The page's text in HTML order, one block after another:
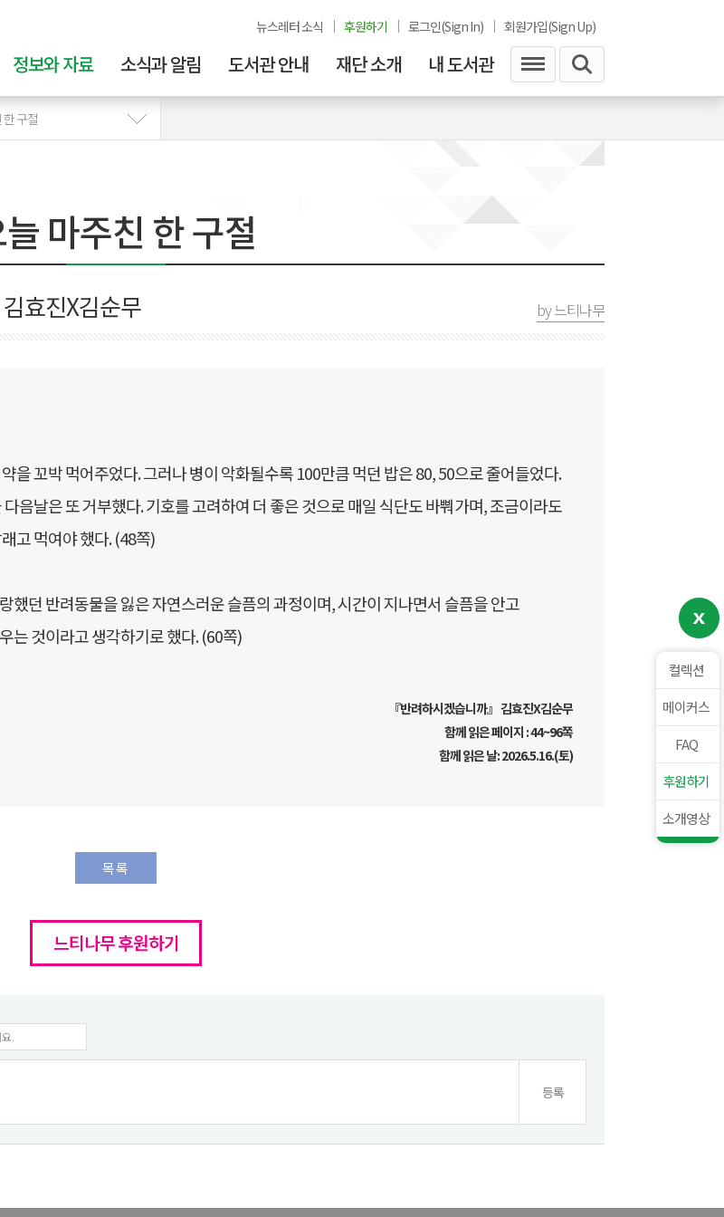
뉴스레터 소식 후원하기 로그인(Sign In) 회원가입(Sign Up)
정보와 자료 소식과 알림 도서관 안내 재단 소개 내 도서관
구절
마주친 한 구절
효진X김순무 by 느티나무
을 꼬박 먹어주었다. 그러나 병이 악화될수록 100만큼 먹던 밥은 80, 50으로 줄어들었다.
음날은 또 거부했다. 기호를 고려하여 더 좋은 것으로 매일 식단도 바뿨가며, 조금이라도
고 먹여야 했다. (48쪽)
했던 반려동물을 잃은 자연스러운 슬픔의 과정이며, 시간이 지나면서 슬픔을 안고
는 것이라고 생각하기로 했다. (60쪽)
『반려하시겠습니까』 김효진X김순무
함께 읽은 페이지 : 44~96쪽
함께 읽은 날: 2026.5.16.(토)
목록
느티나무 후원하기
등록
컬렉션
메이커스
FAQ
후원하기
소개영상